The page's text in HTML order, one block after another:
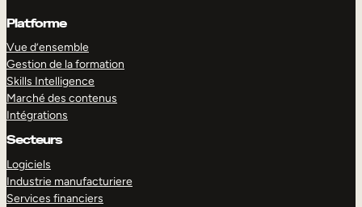
Platforme
Vue d’ensemble
Gestion de la formation
Skills Intelligence
Marché des contenus
Intégrations
Secteurs
Logiciels
Industrie manufacturiere
Services financiers